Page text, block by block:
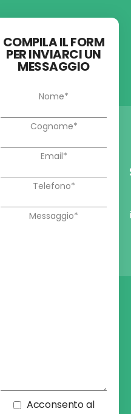
COMPILA IL FORM
PER INVIARCI UN
MESSAGGIO
Acconsento al